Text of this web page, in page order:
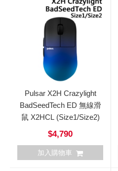
Pulsar X2H Crazylight
BadSeedTech ED 無線滑
鼠 X2HCL (Size1/Size2)
$4,790
加入購物車